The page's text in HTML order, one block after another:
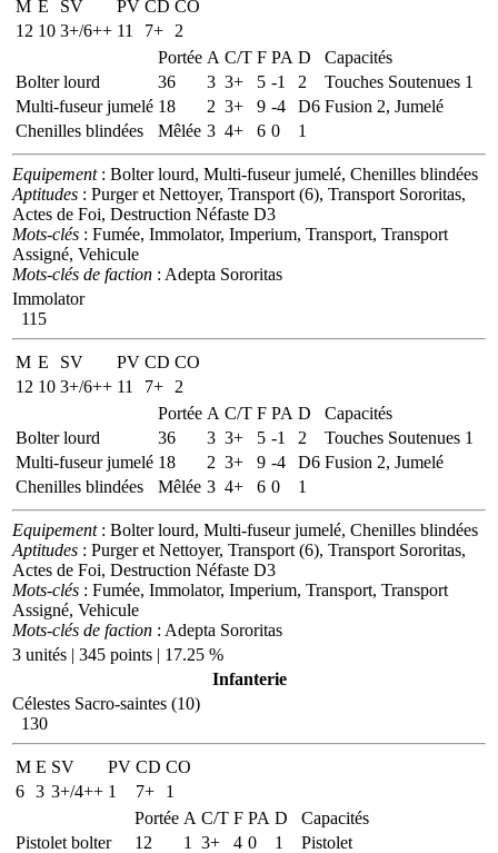
M E SV PV CD CO
12 10 3+/6++ 11 7+
2
Portée A C/T F PA D
Capacités
Bolter lourd
36 3 3+ 5 -1 2
Touches Soutenues 1
Multi-fuseur jumelé 18 2 3+ 9 -4 D6 Fusion 2, Jumelé
Chenilles blindées
Mêlée 3 4+ 6 0 1
Equipement: Bolter lourd, Multi-fuseur jumelé, Chenilles blindées
Aptitudes : Purger et Nettoyer, Transport (6), Transport Sororitas,
Actes de Foi, Destruction Néfaste D3
Mots-clés : Fumée, Immolator, Imperium, Transport, Transport
Assigné, Vehicule
Mots-clés de faction : Adepta Sororitas
Immolator
115
M E SV PV CD CO
12 10 3+/6++ 11 7+
2
Portée A C/T F PA D
Capacités
Bolter lourd
36 3 3+ 5 -1 2
Touches Soutenues 1
Multi-fuseur jumelé 18 2 3+ 9 -4 D6 Fusion 2, Jumelé
Chenilles blindées
Mêlée 3 4+ 6 0 1
Equipement: Bolter lourd, Multi-fuseur jumelé, Chenilles blindées
Aptitudes : Purger et Nettoyer, Transport (6), Transport Sororitas,
Actes de Foi, Destruction Néfaste D3
Mots-clés : Fumée, Immolator, Imperium, Transport, Transport
Assigné, Vehicule
Mots-clés de faction : Adepta Sororitas
3 unités | 345 points | 17.25 %
Infanterie
Célestes Sacro-saintes (10)
130
M E SV PV CD CO
6 3 3+/4++ 1 7+
1
Portée A C/T F PA D
Capacités
Pistolet bolter
12 1 3+ 4 0 1
Pistolet